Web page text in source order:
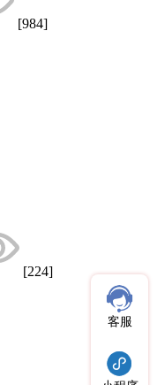
[984]
[224]
客服